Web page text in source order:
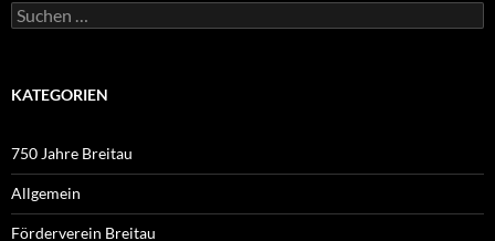
Suchen
nach:
KATEGORIEN
750 Jahre Breitau
Allgemein
Förderverein Breitau